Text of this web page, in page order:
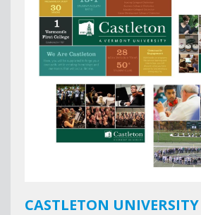
Xem thêm
CASTLETON UNIVERSITY